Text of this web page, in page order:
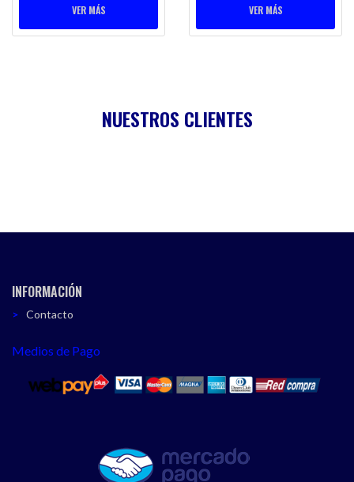
VER MÁS VER MÁS
NUESTROS CLIENTES
INFORMACIÓN
Contacto
Medios de Pago